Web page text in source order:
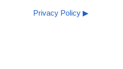
Privacy Policy ▶︎